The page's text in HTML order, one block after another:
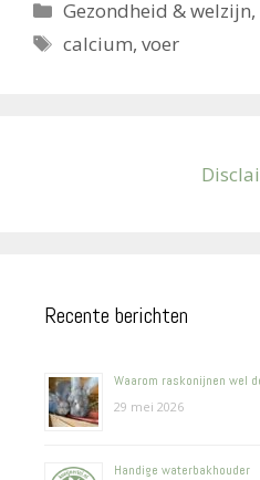
Categorieën
Gezondheid & welzijn,
Tags
calcium,voer
Recente berichten
Waarom raskonijnen wel
29 mei 2026
Handige waterbakhouder